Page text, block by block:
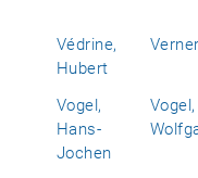
Védrine,
Hubert
Vogel,
Hans-
Jochen
Vogel,